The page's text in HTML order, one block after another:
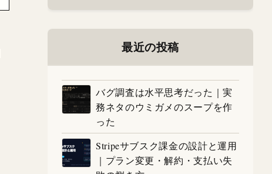
最近の投稿
バグ調査は水平思考だった｜実
務ネタのウミガメのスープを作
った
Stripeサブスク課金の設計と運用
｜プラン変更・解約・支払い失